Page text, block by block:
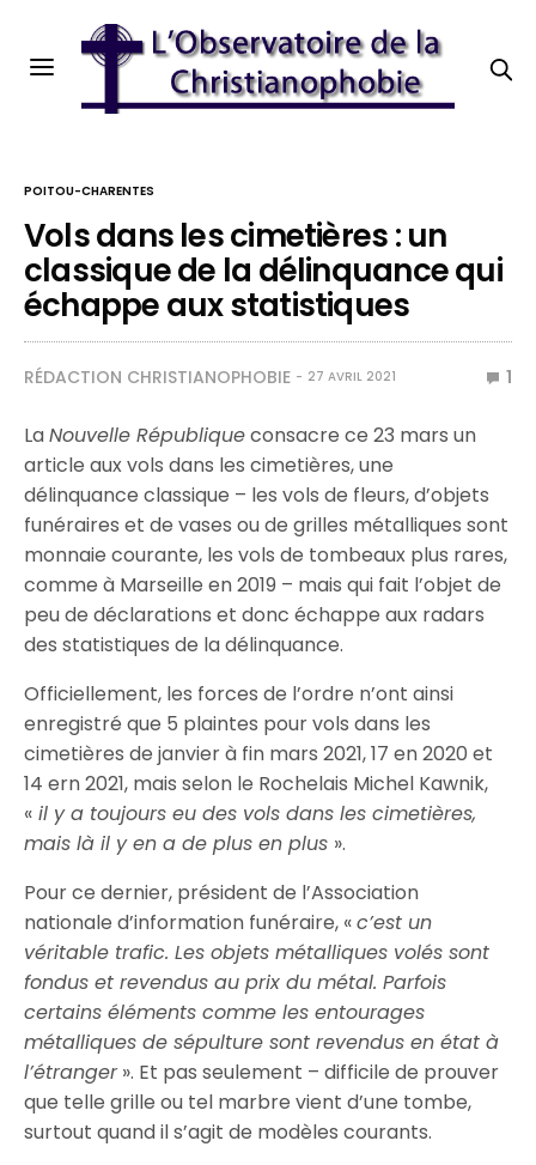
POITOU-CHARENTES
Vols dans les cimetières : un
classique de la délinquance qui
échappe aux statistiques
RÉDACTION CHRISTIANOPHOBIE 27 AVRIL 2021 1
LaNouvelle Républiqueconsacre ce 23 mars un
article aux vols dans les cimetières, une
délinquance classique – les vols de fleurs, d’objets
funéraires et de vases ou de grilles métalliques sont
monnaie courante, les vols de tombeaux plus rares,
comme à Marseille en 2019 – mais qui fait l’objet de
peu de déclarations et donc échappe aux radars
des statistiques de la délinquance.
Officiellement, les forces de l’ordre n’ont ainsi
enregistré que 5 plaintes pour vols dans les
cimetières de janvier à fin mars 2021, 17 en 2020 et
14 ern 2021, mais selon le Rochelais Michel Kawnik,
« il y a toujours eu des vols dans les cimetières,
mais là il y en a de plus en plus ».
Pour ce dernier, président de l’Association
nationale d’information funéraire, «c’est un
véritable trafic. Les objets métalliques volés sont
fondus et revendus au prix du métal. Parfois
certains éléments comme les entourages
métalliques de sépulture sont revendus en état à
l’étranger». Et pas seulement – difficile de prouver
que telle grille ou tel marbre vient d’une tombe,
surtout quand il s’agit de modèles courants.